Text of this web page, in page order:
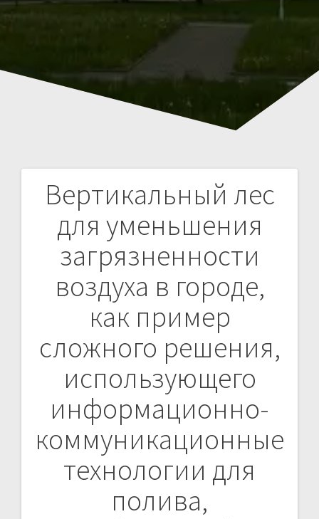
Вертикальный лес
для уменьшения
загрязненности
воздуха в городе,
как пример
сложного решения,
использующего
информационно-
коммуникационные
технологии для
полива,
Навигация
записям